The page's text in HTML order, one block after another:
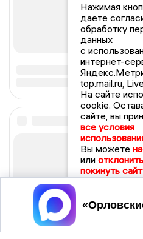
Нажимая
даете
обработку
данных
с
интернет-
top.mail.ru,
На сайте
cookie.
сайте, вы
все условия
Вы можете
или
покинуть сайт
Принять